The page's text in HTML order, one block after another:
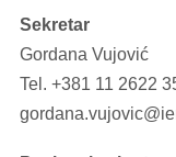
Sekretar
Gordana Vujović
Tel. +381 11 2622